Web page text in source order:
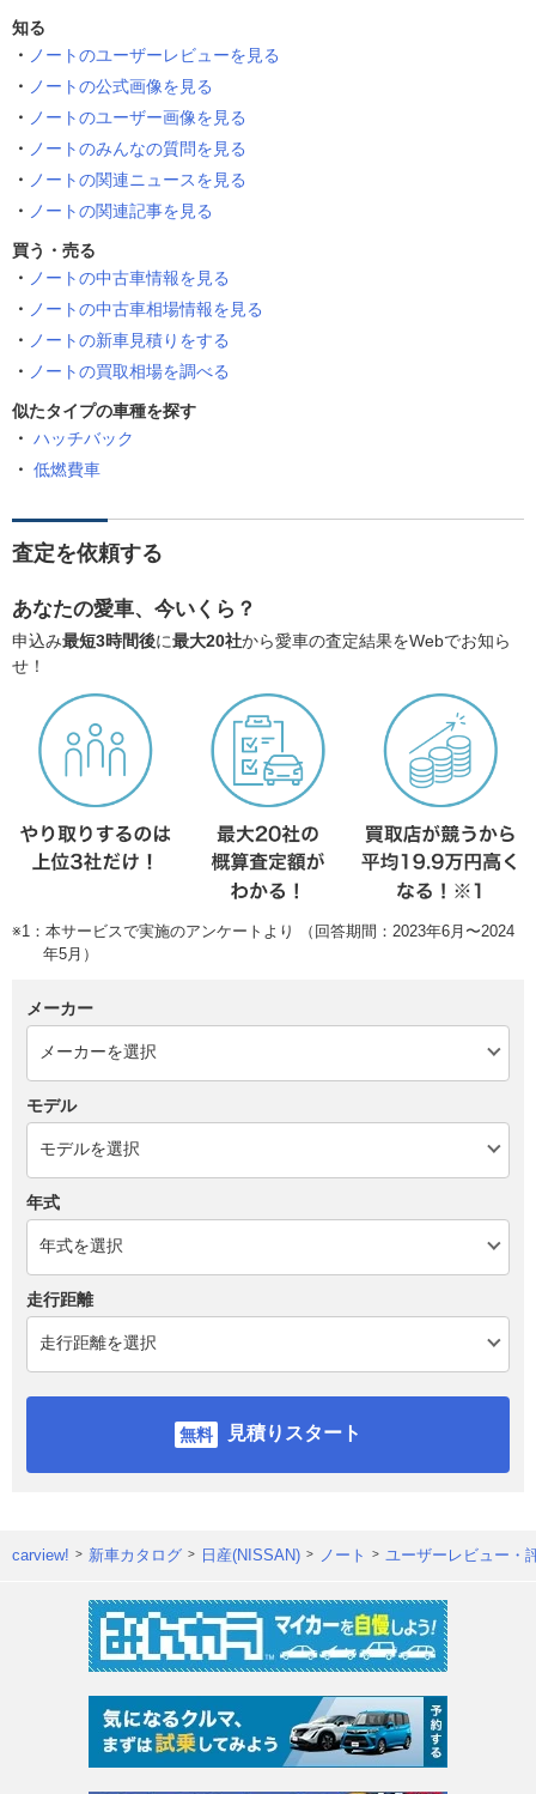
知る
ノートのユーザーレビューを見る
ノートの公式画像を見る
ノートのユーザー画像を見る
ノートのみんなの質問を見る
ノートの関連ニュースを見る
ノートの関連記事を見る
買う・売る
ノートの中古車情報を見る
ノートの中古車相場情報を見る
ノートの新車見積りをする
ノートの買取相場を調べる
似たタイプの車種を探す
ハッチバック
低燃費車
査定を依頼する
あなたの愛車、今いくら？
申込み最短3時間後に最大20社から愛車の査定結果をWebでお知ら
せ！
※1：本サービスで実施のアンケートより （回答期間：2023年6月〜2024
年5月）
メーカー
モデル
年式
走行距離
見積りスタート
carview! 新車カタログ 日産(NISSAN) ノート ユーザーレビュー・